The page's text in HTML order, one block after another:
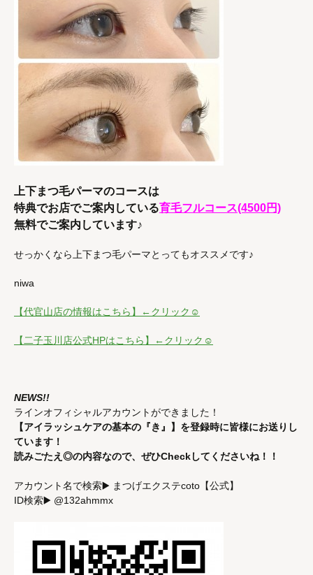
上下まつ毛パーマのコースは
特典でお店でご案内している育毛フルコース(4500円)
無料でご案内しています♪
せっかくなら上下まつ毛パーマとってもオススメです♪
niwa
【代官山店の情報はこちら】←クリック☺
【二子玉川店公式HPはこちら】←クリック☺
NEWS!!
ラインオフィシャルアカウントができました！
【アイラッシュケアの基本の『き』】を登録時に皆様にお送りし
ています！
読みごたえ◎の内容なので、ぜひCheckしてくださいね！！
アカウント名で検索▶️ まつげエクステcoto【公式】
ID検索▶️ @132ahmmx